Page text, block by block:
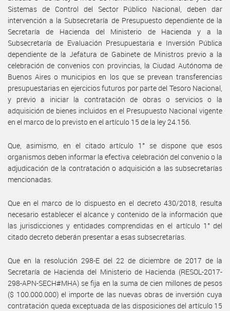
Sistemas de Control del Sector Público Nacional, deben dar
intervención a la Subsecretaría de Presupuesto dependiente de la
Secretaría de Hacienda del Ministerio de Hacienda y a la
Subsecretaría de Evaluación Presupuestaria e Inversión Pública
dependiente de la Jefatura de Gabinete de Ministros previo a la
celebración de convenios con provincias, la Ciudad Autónoma de
Buenos Aires o municipios en los que se prevean transferencias
presupuestarias en ejercicios futuros por parte del Tesoro Nacional,
y previo a iniciar la contratación de obras o servicios o la
adquisición de bienes incluidos en el Presupuesto Nacional vigente
en el marco de lo previsto en el artículo 15 de la ley 24.156.
Que, asimismo, en el citado artículo 1° se dispone que esos
organismos deben informar la efectiva celebración del convenio o la
adjudicación de la contratación o adquisición a las subsecretarías
mencionadas.
Que en el marco de lo dispuesto en el decreto 430/2018, resulta
necesario establecer el alcance y contenido de la información que
las jurisdicciones y entidades comprendidas en el artículo 1° del
citado decreto deberán presentar a esas subsecretarías.
Que en la resolución 298-E del 22 de diciembre de 2017 de la
Secretaría de Hacienda del Ministerio de Hacienda (RESOL-2017-
298-APN-SECH#MHA) se fija en la suma de cien millones de pesos
($ 100.000.000) el importe de las nuevas obras de inversión cuya
contratación queda exceptuada de las disposiciones del artículo 15